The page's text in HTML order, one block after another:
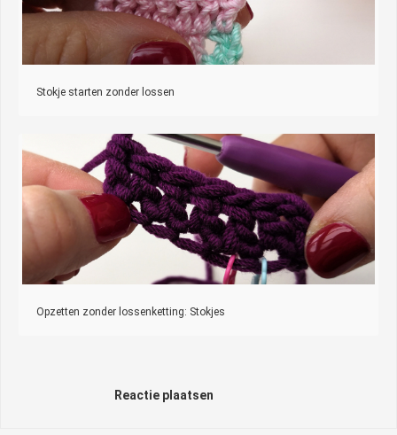
Stokje starten zonder lossen
Opzetten zonder lossenketting: Stokjes
Reactie plaatsen